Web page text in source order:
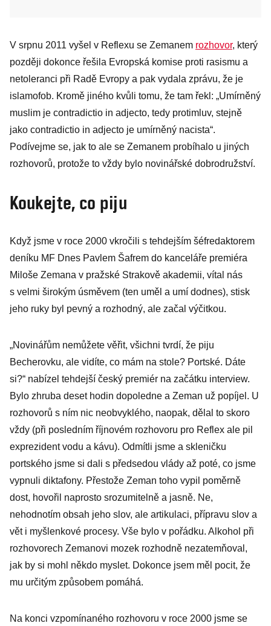
V srpnu 2011 vyšel v Reflexu se Zemanem rozhovor, který
později dokonce řešila Evropská komise proti rasismu a
netoleranci při Radě Evropy a pak vydala zprávu, že je
islamofob. Kromě jiného kvůli tomu, že tam řekl: „Umírněný
muslim je contradictio in adjecto, tedy protimluv, stejně
jako contradictio in adjecto je umírněný nacista“.
Podívejme se, jak to ale se Zemanem probíhalo u jiných
rozhovorů, protože to vždy bylo novinářské dobrodružství.
Koukejte, co piju
Když jsme v roce 2000 vkročili s tehdejším šéfredaktorem
deníku MF Dnes Pavlem Šafrem do kanceláře premiéra
Miloše Zemana v pražské Strakově akademii, vítal nás
s velmi širokým úsměvem (ten uměl a umí dodnes), stisk
jeho ruky byl pevný a rozhodný, ale začal výčitkou.
„Novinářům nemůžete věřit, všichni tvrdí, že piju
Becherovku, ale vidíte, co mám na stole? Portské. Dáte
si?“ nabízel tehdejší český premiér na začátku interview.
Bylo zhruba deset hodin dopoledne a Zeman už popíjel. U
rozhovorů s ním nic neobvyklého, naopak, dělal to skoro
vždy (při posledním říjnovém rozhovoru pro Reflex ale pil
exprezident vodu a kávu). Odmítli jsme a skleničku
portského jsme si dali s předsedou vlády až poté, co jsme
vypnuli diktafony. Přestože Zeman toho vypil poměrně
dost, hovořil naprosto srozumitelně a jasně. Ne,
nehodnotím obsah jeho slov, ale artikulaci, přípravu slov a
vět i myšlenkové procesy. Vše bylo v pořádku. Alkohol při
rozhovorech Zemanovi mozek rozhodně nezatemňoval,
jak by si mohl někdo myslet. Dokonce jsem měl pocit, že
mu určitým způsobem pomáhá.
Na konci vzpomínaného rozhovoru v roce 2000 jsme se